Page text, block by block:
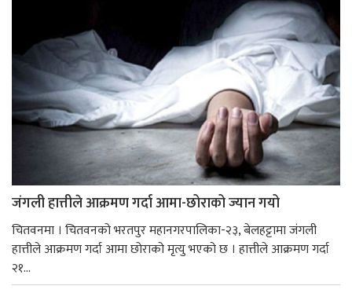
जंगली हात्तीले आक्रमण गर्दा आमा-छोराको ज्यान गयो
चितवनमा । चितवनको भरतपुर महानगरपालिका-२३, बेलहट्टामा जंगली
हात्तीले आक्रमण गर्दा आमा छोराको मृत्यु भएको छ । हात्तीले आक्रमण गर्दा
२१...